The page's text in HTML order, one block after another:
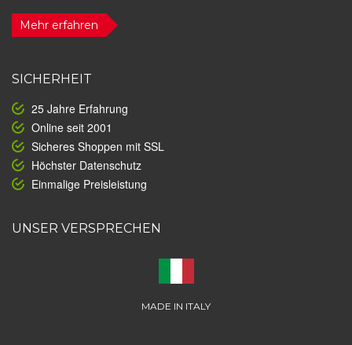
Mehr erfahren
SICHERHEIT
25 Jahre Erfahrung
Online seit 2001
Sicheres Shoppen mit SSL
Höchster Datenschutz
Einmalige Preisleistung
UNSER VERSPRECHEN
MADE IN ITALY